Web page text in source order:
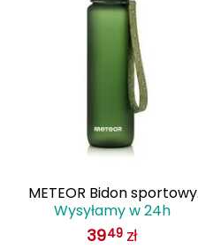
INNY
METEOR Bidon sportowy
1000 ml
Wysyłamy w 24h
3949 zł